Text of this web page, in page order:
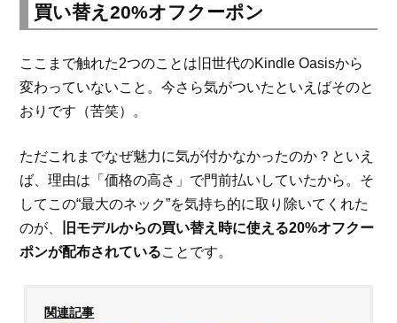
買い替え20%オフクーポン
ここまで触れた2つのことは旧世代のKindle Oasisから
変わっていないこと。今さら気がついたといえばそのと
おりです（苦笑）。
ただこれまでなぜ魅力に気が付かなかったのか？といえ
ば、理由は「価格の高さ」で門前払いしていたから。そ
してこの“最大のネック”を気持ち的に取り除いてくれた
のが、
旧モデルからの買い替え時に使える20%オフクー
ポンが配布されていることです。
関連記事